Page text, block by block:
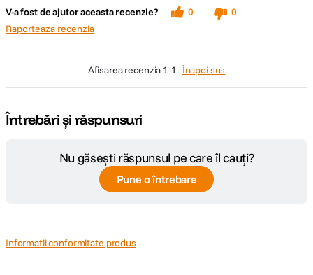
Caracteristici principale
Baterie: Acumulator Li-ion 1220mAh detasabil, reincarcabil
Stabilizare video: HyperSmooth
Suport
inregistrare
Card microSD
GPS Da
Dimensiuni 6.2 x 3.2 x 4.5 cm
V-a fost de ajutor aceasta recenzie? 0
0
Raporteaza recenzia
afisarea recenzia 1-1 Înapoi sus
Întrebări și răspunsuri
Nu găsești răspunsul pe care îl cauți?
Pune o întrebare
Informatii conformitate produs